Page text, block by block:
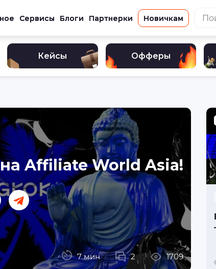
Сервисы Блоги Партнерки Новичкам
Кейсы Офферы
Affiliate World Asia!
7 мин 2 1709